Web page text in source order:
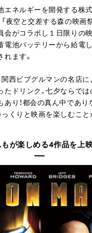
エネルギーを開発する株
夜空と交差する森の映画
がコラボし１日限りの映
電池バッテリーから給電
ます。
西ビブグルマンの名店に
たドリンク、七夕ならで
り！都会の真ん中であり
くりと映画を楽しむこと
もが楽しめる4作品を上